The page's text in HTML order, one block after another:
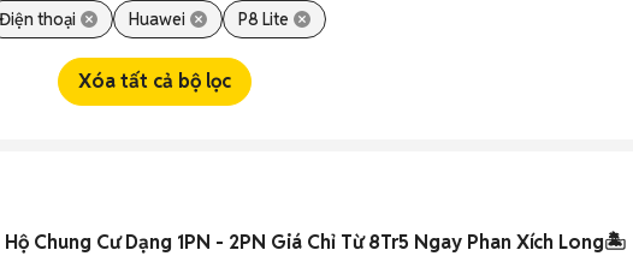
Điện thoại Huawei P8 Lite
Xóa tất cả bộ lọc
Chung Cư Dạng 1PN - 2PN Giá Chỉ Từ 8Tr5 Ngay Phan Xích Long🏝️